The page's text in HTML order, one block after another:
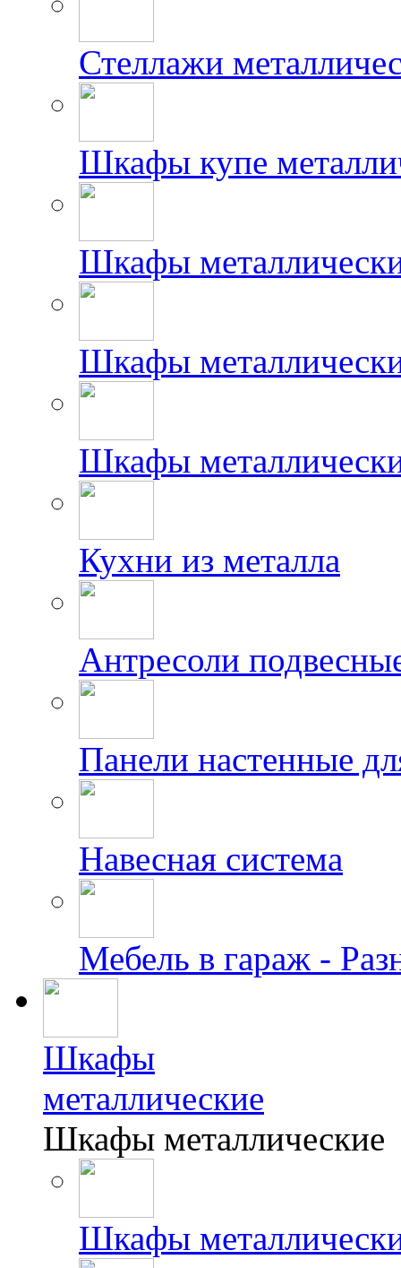
Стеллажи
Шкафы купе
Шкафы
Шкафы
Шкафы
Кухни из металла
Антресоли
Панели настенные
Навесная система
Мебель в гараж -
Шкафы
металлические
Шкафы металлические
Шкафы